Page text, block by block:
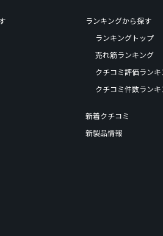
ランキングから探す
ランキングトップ
売れ筋ランキング
クチコミ評価ランキ
クチコミ件数ランキ
新着クチコミ
新製品情報